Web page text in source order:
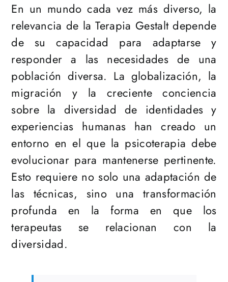
En un mundo cada vez más diverso, la
relevancia de la Terapia Gestalt depende
de su capacidad para adaptarse y
responder a las necesidades de una
población diversa. La globalización, la
migración y la creciente conciencia
sobre la diversidad de identidades y
experiencias humanas han creado un
entorno en el que la psicoterapia debe
evolucionar para mantenerse pertinente.
Esto requiere no solo una adaptación de
las técnicas, sino una transformación
profunda en la forma en que los
terapeutas se relacionan con la
diversidad.